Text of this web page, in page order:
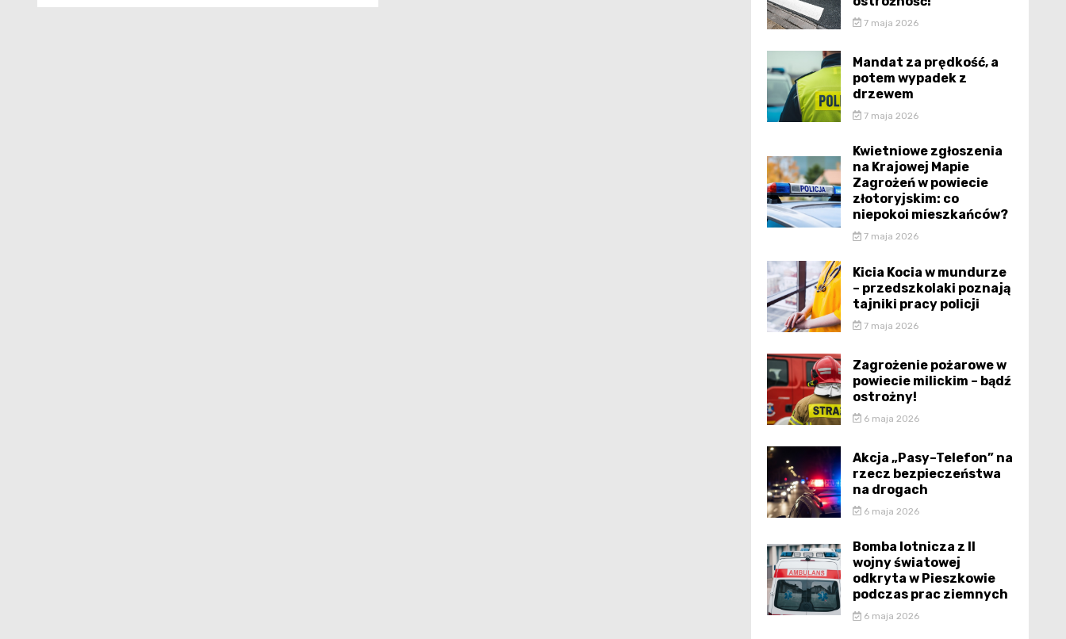
7 maja 2026
Mandat za prędkość, a
potem wypadek z
drzewem
7 maja 2026
Kwietniowe zgłoszenia
na Krajowej Mapie
Zagrożeń w powiecie
złotoryjskim: co
niepokoi mieszkańców?
7 maja 2026
Kicia Kocia w mundurze
– przedszkolaki poznają
tajniki pracy policji
7 maja 2026
Zagrożenie pożarowe w
powiecie milickim – bądź
ostrożny!
6 maja 2026
Akcja „Pasy–Telefon” na
rzecz bezpieczeństwa
na drogach
6 maja 2026
Bomba lotnicza z II
wojny światowej
odkryta w Pieszkowie
podczas prac ziemnych
6 maja 2026